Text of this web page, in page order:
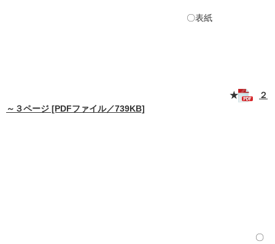
〇表紙
★
２
～３ページ [PDFファイル／739KB]
〇